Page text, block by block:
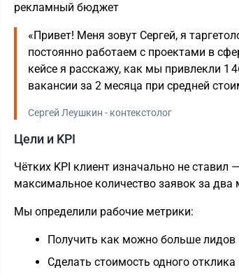
рекламный бюджет
«Привет! Меня зовут Сергей, я
постоянно работаем с проектами в
кейсе я расскажу, как мы привлекли 1
вакансии за 2 месяца при средней
Сергей Леушкин - контекстолог
Цели и KPI
Чётких KPI клиент изначально не ставил
максимальное количество заявок за два
Мы определили рабочие метрики:
Получить как можно больше
Сделать стоимость одного